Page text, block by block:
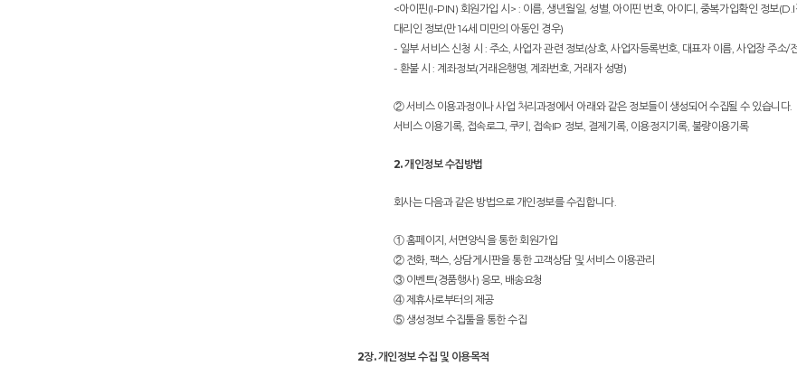
<아이핀(I-PIN) 회원가입 시> : 이름, 생년월일, 성별, 아이핀 번호, 아이디, 중복가입확인 정보
대리인 정보(만 14세 미만의 아동인 경우)
- 일부 서비스 신청 시 : 주소, 사업자 관련 정보(상호, 사업자등록번호, 대표자 이름, 사업장 주
- 환불 시 : 계좌정보(거래은행명, 계좌번호, 거래자 성명)
② 서비스 이용과정이나 사업 처리과정에서 아래와 같은 정보들이 생성되어 수집될 수 있습니다.
서비스 이용기록, 접속로그, 쿠키, 접속IP 정보, 결제기록, 이용정지기록, 불량이용기록
2. 개인정보 수집방법
회사는 다음과 같은 방법으로 개인정보를 수집합니다.
① 홈페이지, 서면양식을 통한 회원가입
② 전화, 팩스, 상담게시판을 통한 고객상담 및 서비스 이용관리
③ 이벤트(경품행사) 응모, 배송요청
④ 제휴사로부터의 제공
⑤ 생성정보 수집툴을 통한 수집
2장. 개인정보 수집 및 이용목적